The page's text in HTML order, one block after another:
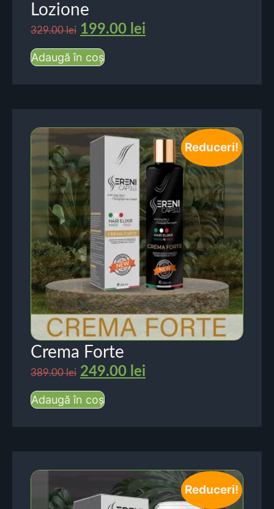
Lozione
329.00lei 199.00 lei
Adaugă în coș
Reduceri!
Crema Forte
389.00lei 249.00 lei
Adaugă în coș
Reduceri!